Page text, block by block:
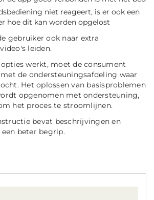
niet reageert, is er ook een
hoe dit kan worden opgelost
gebruiker ook naar extra
leiden.
opties werkt, moet de consument
de ondersteuningsafdeling waar
Het oplossen van basisproblemen
opgenomen met ondersteuning,
het proces te stroomlijnen.
bevat beschrijvingen en
beter begrip.